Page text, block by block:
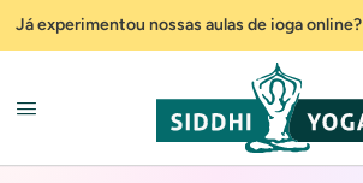
Já experimentou nossas aulas de ioga online?